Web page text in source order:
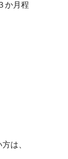
か月程
は、